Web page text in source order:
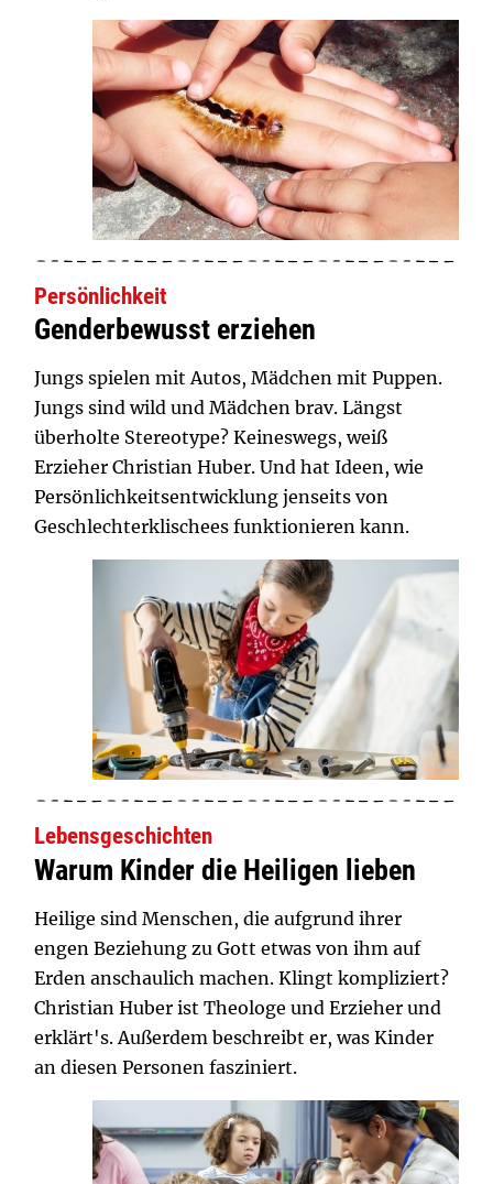
Persönlichkeit
Genderbewusst erziehen
Jungs spielen mit Autos, Mädchen mit Puppen.
Jungs sind wild und Mädchen brav. Längst
überholte Stereotype? Keineswegs, weiß
Erzieher Christian Huber. Und hat Ideen, wie
Persönlichkeitsentwicklung jenseits von
Geschlechterklischees funktionieren kann.
Lebensgeschichten
Warum Kinder die Heiligen lieben
Heilige sind Menschen, die aufgrund ihrer
engen Beziehung zu Gott etwas von ihm auf
Erden anschaulich machen. Klingt kompliziert?
Christian Huber ist Theologe und Erzieher und
erklärt's. Außerdem beschreibt er, was Kinder
an diesen Personen fasziniert.